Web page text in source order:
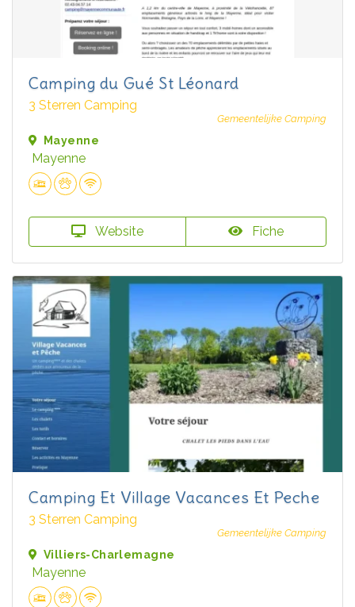
Camping du Gué St Léonard
3 Sterren Camping
Gemeentelijke Camping
Mayenne
Mayenne
Website Fiche
Camping Et Village Vacances Et Peche
3 Sterren Camping
Gemeentelijke Camping
Villiers-Charlemagne
Mayenne